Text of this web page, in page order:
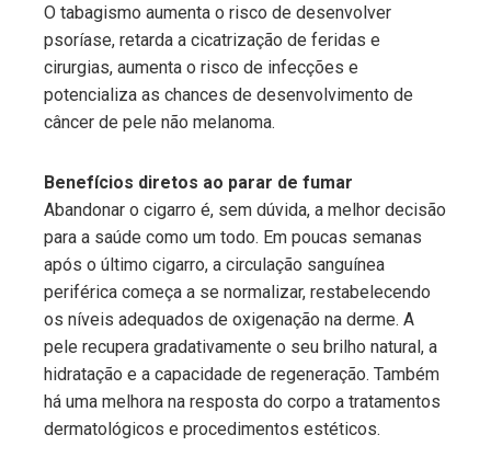
O tabagismo aumenta o risco de desenvolver
psoríase, retarda a cicatrização de feridas e
cirurgias, aumenta o risco de infecções e
potencializa as chances de desenvolvimento de
câncer de pele não melanoma.
Benefícios diretos ao parar de fumar
Abandonar o cigarro é, sem dúvida, a melhor decisão
para a saúde como um todo. Em poucas semanas
após o último cigarro, a circulação sanguínea
periférica começa a se normalizar, restabelecendo
os níveis adequados de oxigenação na derme. A
pele recupera gradativamente o seu brilho natural, a
hidratação e a capacidade de regeneração. Também
há uma melhora na resposta do corpo a tratamentos
dermatológicos e procedimentos estéticos.